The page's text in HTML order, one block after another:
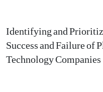
Identifying and
Success and Failure of
Technology Companies